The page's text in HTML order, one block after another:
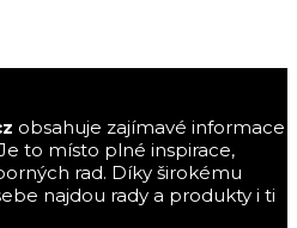
obsahuje zajímavé informace
to místo plné inspirace,
rad. Díky širokému
najdou rady a produkty i ti